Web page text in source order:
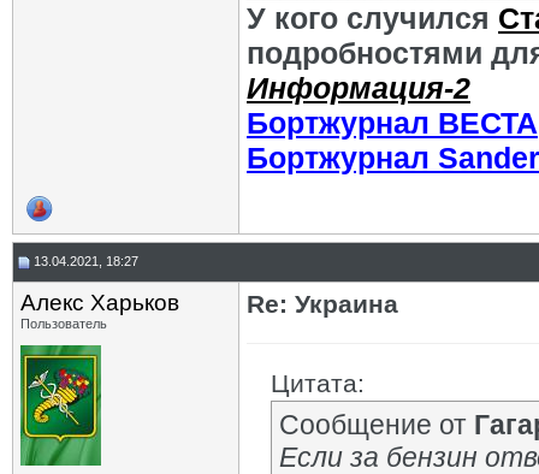
У кого случился
подробностями
Информация-2
Бортжурнал ВЕСТА
Бортжурнал
13.04.2021, 18:27
Алекс Харьков
Пользователь
Re: Украина
Цитата:
Сообщение от
Если за бензин